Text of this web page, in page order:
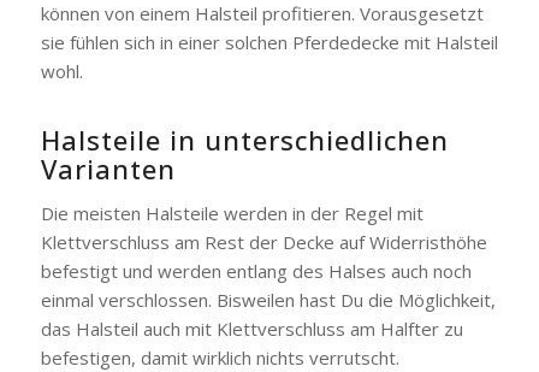
können von einem Halsteil profitieren. Vorausgesetzt
sie fühlen sich in einer solchen Pferdedecke mit Halsteil
wohl.
Halsteile in unterschiedlichen
Varianten
Die meisten Halsteile werden in der Regel mit
Klettverschluss am Rest der Decke auf Widerristhöhe
befestigt und werden entlang des Halses auch noch
einmal verschlossen. Bisweilen hast Du die Möglichkeit,
das Halsteil auch mit Klettverschluss am Halfter zu
befestigen, damit wirklich nichts verrutscht.